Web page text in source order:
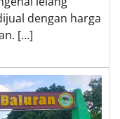
dengan harga
[…]